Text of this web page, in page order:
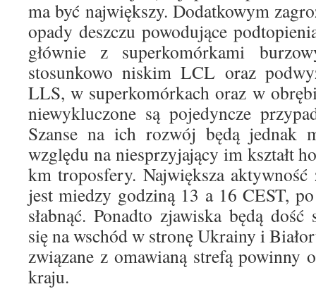
ma być największy. Dodatkowym
opady deszczu powodujące
głównie z superkomórkami
stosunkowo niskim LCL oraz
LLS, w superkomórkach oraz w
niewykluczone są pojedyncze
Szanse na ich rozwój będą jednak
względu na niesprzyjający im kształt
km troposfery. Największa aktywność
jest miedzy godziną 13 a 16 CEST,
słabnąć. Ponadto zjawiska będą dość
się na wschód w stronę Ukrainy i
związane z omawianą strefą powinny
kraju.